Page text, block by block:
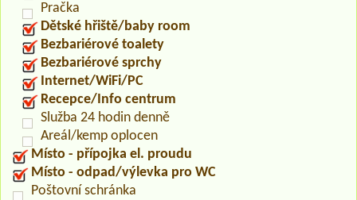
Pračka
Dětské hřiště/baby room
Bezbariérové toalety
Bezbariérové sprchy
Internet/WiFi/PC
Recepce/Info centrum
Služba 24 hodin denně
Areál/kemp oplocen
Místo - přípojka el. proudu
Místo - odpad/výlevka pro WC
Poštovní schránka